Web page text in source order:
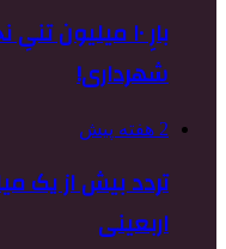
بارِ ۱۰ میلیون
شهرداری!
2 هفته پیش
اربعینی